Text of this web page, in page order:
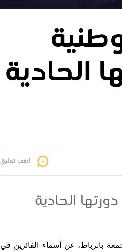
الحادية
أضف تعليق
الحادية
مساء أمس الجمعة بالرباط، عن أسماء الفائزين في